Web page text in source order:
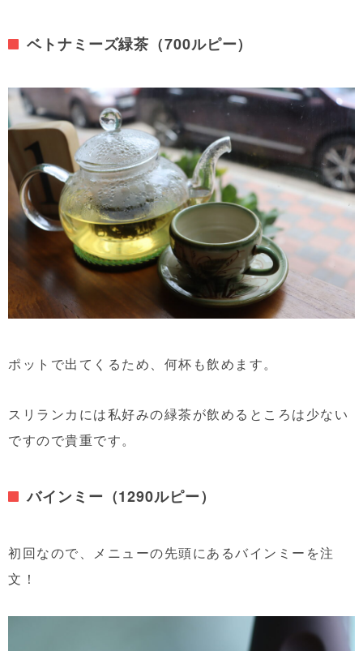
ベトナミーズ緑茶（700ルピー）
ポットで出てくるため、何杯も飲めます。
スリランカには私好みの緑茶が飲めるところは少ない
ですので貴重です。
バインミー（1290ルピー）
初回なので、メニューの先頭にあるバインミーを注
文！